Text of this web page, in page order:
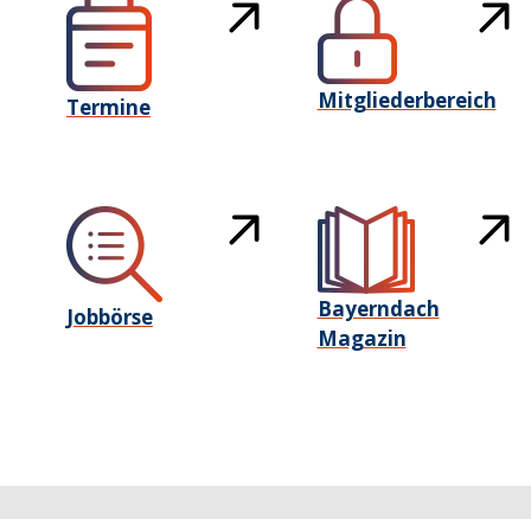
Termine Mitgliederbereich
Jobbörse
Bayerndach
Magazin